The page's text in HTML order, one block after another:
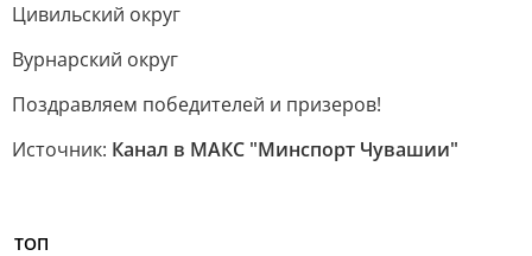
Цивильский округ
Вурнарский округ
Поздравляем победителей и призеров!
Источник: Канал в МАКС "Минспорт Чувашии"
ТОП